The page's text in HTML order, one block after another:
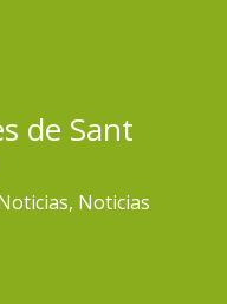
de Sant
, Noticias